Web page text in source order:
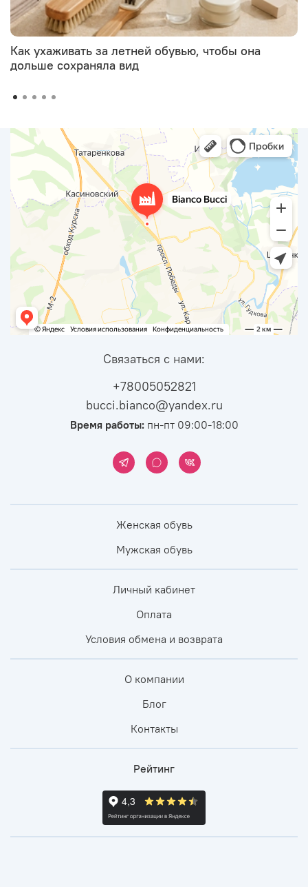
Как ухаживать за летней обувью, чтобы она
дольше сохраняла вид
Связаться с нами:
+78005052821
bucci.bianco@yandex.ru
Время работы:пн-пт 09:00-18:00
Женская обувь
Мужская обувь
Личный кабинет
Оплата
Условия обмена и возврата
О компании
Блог
Контакты
Рейтинг